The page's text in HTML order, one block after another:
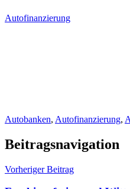
Autofinanzierung
Autobanken, Autofinanzierung,
Beitragsnavigation
Vorheriger Beitrag